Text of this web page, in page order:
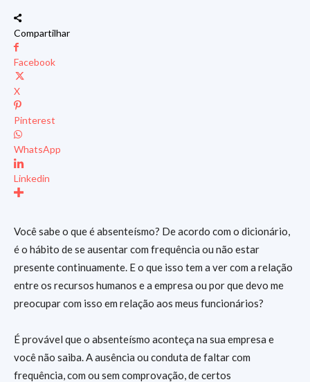
Compartilhar
Facebook
X
Pinterest
WhatsApp
Linkedin
Você sabe o que é absenteísmo? De acordo com o dicionário,
é o hábito de se ausentar com frequência ou não estar
presente continuamente. E o que isso tem a ver com a relação
entre os recursos humanos e a empresa ou por que devo me
preocupar com isso em relação aos meus funcionários?
É provável que o absenteísmo aconteça na sua empresa e
você não saiba. A ausência ou conduta de faltar com
frequência, com ou sem comprovação, de certos